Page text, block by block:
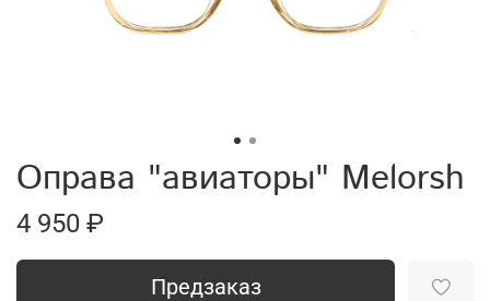
Оправа "авиаторы" Melorsh
4 950 ₽
Предзаказ